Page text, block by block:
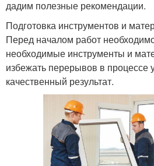
дадим полезные рекомендации.
Подготовка инструментов и
Перед началом работ
необходимые инструменты и
избежать перерывов в процессе
качественный результат.